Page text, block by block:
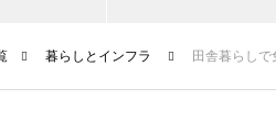
暮らしとインフラ 田舎暮らし